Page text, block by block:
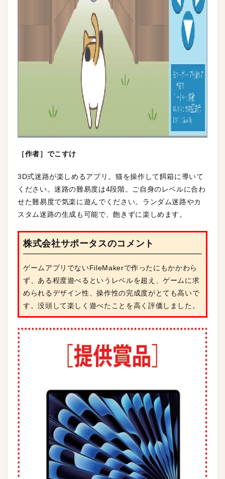
［作者］でこすけ
3D式迷路が楽しめるアプリ。猫を操作して餌箱に導いて
ください。迷路の難易度は4段階。ご自身のレベルに合わ
せた難易度で気楽に遊んでください。ランダム迷路やカ
スタム迷路の生成も可能で、飽きずに楽しめます。
株式会社サポータスのコメント
ゲームアプリでないFileMakerで作ったにもかかわら
ず、ある程度遊べるというレベルを超え、ゲームに求
められるデザイン性、操作性の完成度がとても高いで
す。没頭して楽しく遊べたことを高く評価しました。